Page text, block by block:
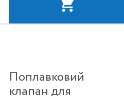
Поплавковий
клапан для